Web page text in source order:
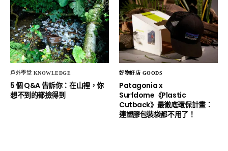
戶外學堂 KNOWLEDGE
5 個 Q&A 告訴你：在山裡，你
想不到的都撿得到
好物好店 GOODS
Patagonia x
Surfdome《Plastic
Cutback》最徹底環保計畫：
連塑膠包裝袋都不用了！